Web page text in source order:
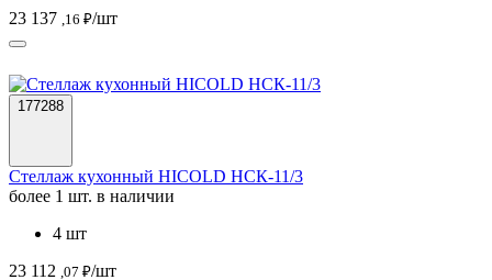
23 137 ,16 ₽/шт
177288
Стеллаж кухонный HICOLD НСК-11/3
более 1 шт. в наличии
4 шт
23 112 ,07 ₽/шт